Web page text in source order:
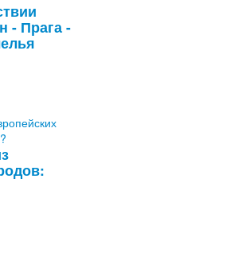
- Прага -